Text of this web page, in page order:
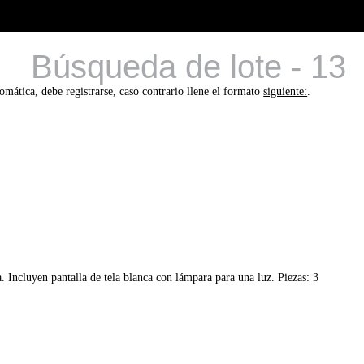
Búsqueda de lote - 13
debe registrarse, caso contrario llene el formatosiguiente:.
pantalla de tela blanca con lámpara para una luz. Piezas: 3